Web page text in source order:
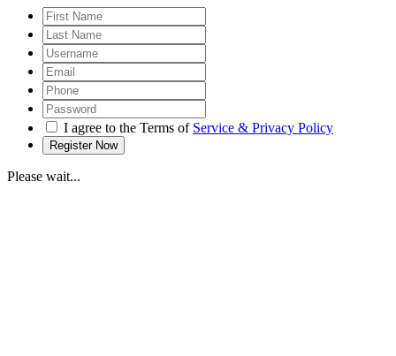
I agree to the Terms of Service & Privacy Policy
Please wait...